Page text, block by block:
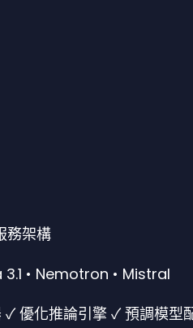
務架構
• Nemotron • Mistral
✓ 優化推論引擎 ✓ 預調模型